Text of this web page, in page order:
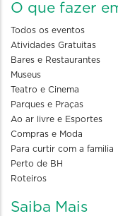
O que fazer
Todos os eventos
Atividades Gratuitas
Bares e Restaurantes
Museus
Teatro e Cinema
Parques e Praças
Ao ar livre e Esportes
Compras e Moda
Para curtir com a familia
Perto de BH
Roteiros
Saiba Mais